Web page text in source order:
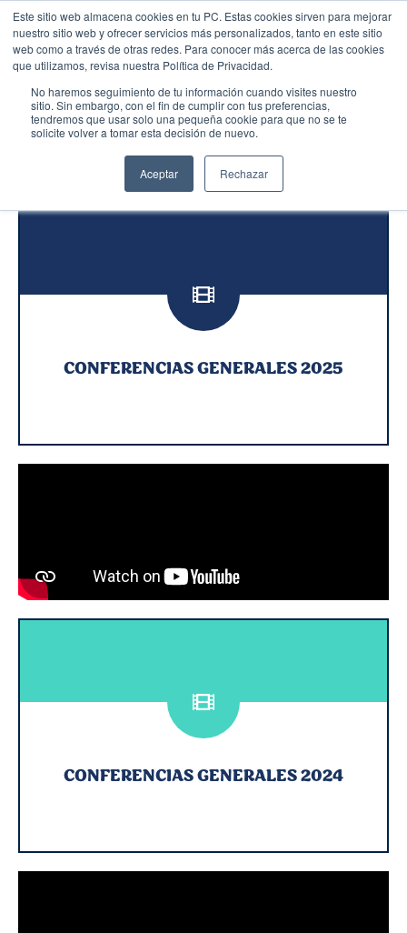
Este sitio web almacena cookies en tu PC. Estas cookies sirven para mejorar
nuestro sitio web y ofrecer servicios más personalizados, tanto en este sitio
web como a través de otras redes. Para conocer más acerca de las cookies
que utilizamos, revisa nuestra Política de Privacidad.
No haremos seguimiento de tu información cuando visites nuestro
sitio. Sin embargo, con el fin de cumplir con tus preferencias,
tendremos que usar solo una pequeña cookie para que no se te
solicite volver a tomar esta decisión de nuevo.
Aceptar Rechazar
Menú
Galería Multimedia
CONFERENCIAS GENERALES 2025
CONFERENCIAS GENERALES 2024